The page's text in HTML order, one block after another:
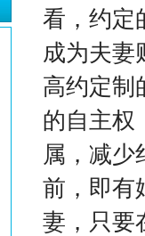
看，约定
成为夫妻
高约定制
的自主权
属，减少
前，即有
妻，只要